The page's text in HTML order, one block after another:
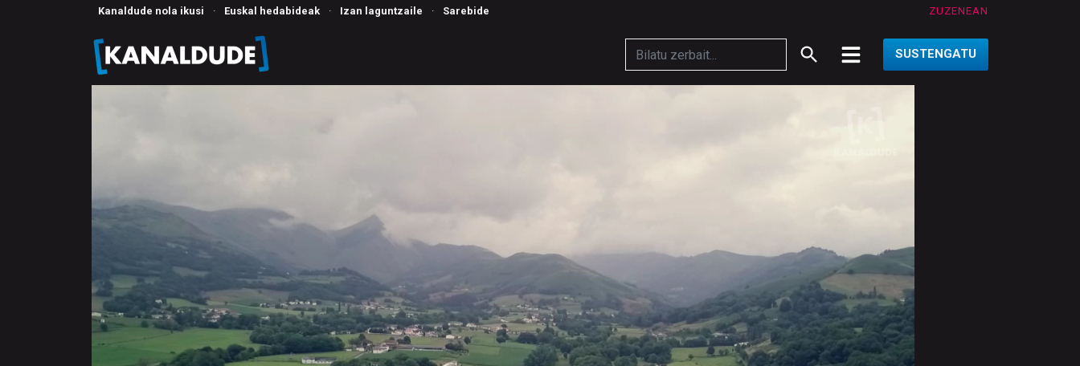
Kanaldude nola ikusi · Euskal hedabideak · Izan laguntzaile · Sarebide ZUZENEAN
SUSTENGATU